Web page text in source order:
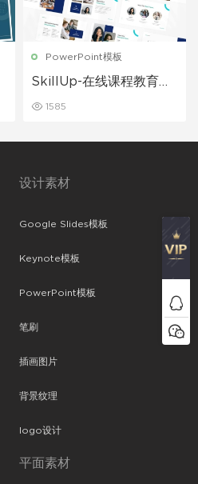
PowerPoint模板
SkillUp-在线课程教育培
1585
设计素材
Google Slides模板
Keynote模板
PowerPoint模板
笔刷
插画图片
背景纹理
logo设计
平面素材